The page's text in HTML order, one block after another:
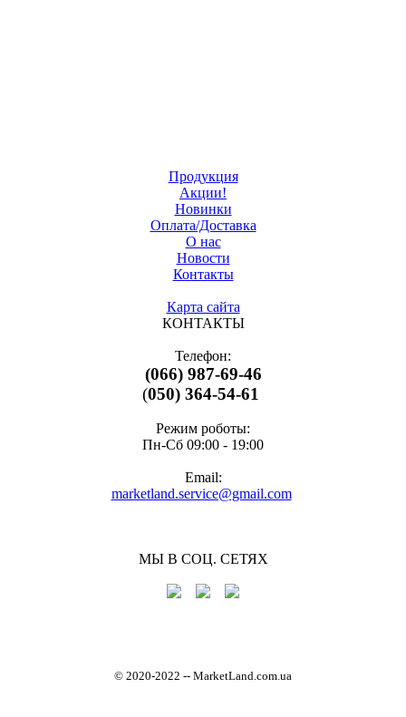
Продукция
Акции!
Новинки
Оплата/Доставка
О нас
Новости
Контакты
Карта сайта
КОНТАКТЫ
Телефон:
(066) 987-69-46
(050) 364-54-61
Режим роботы:
Пн-Cб 09:00 - 19:00
Email:
marketland.service@gmail.com
МЫ В СОЦ. СЕТЯХ
© 2020-2022 -- MarketLand.com.ua